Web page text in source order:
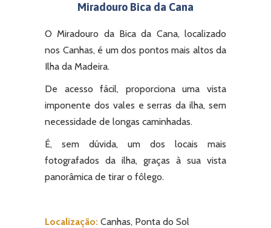
Miradouro Bica da Cana
O Miradouro da Bica da Cana, localizado
nos Canhas, é um dos pontos mais altos da
Ilha da Madeira.
De acesso fácil, proporciona uma vista
imponente dos vales e serras da ilha, sem
necessidade de longas caminhadas.
É, sem dúvida, um dos locais mais
fotografados da ilha, graças à sua vista
panorâmica de tirar o fôlego.
Localização: Canhas, Ponta do Sol